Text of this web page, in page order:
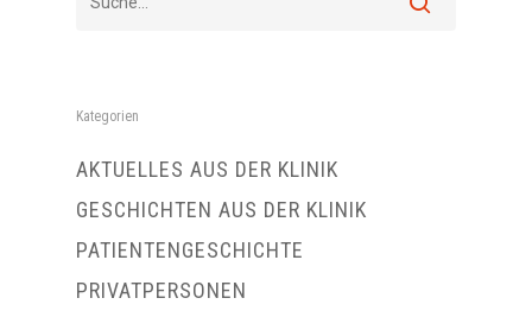
Kategorien
AKTUELLES AUS DER KLINIK
GESCHICHTEN AUS DER KLINIK
PATIENTENGESCHICHTE
PRIVATPERSONEN